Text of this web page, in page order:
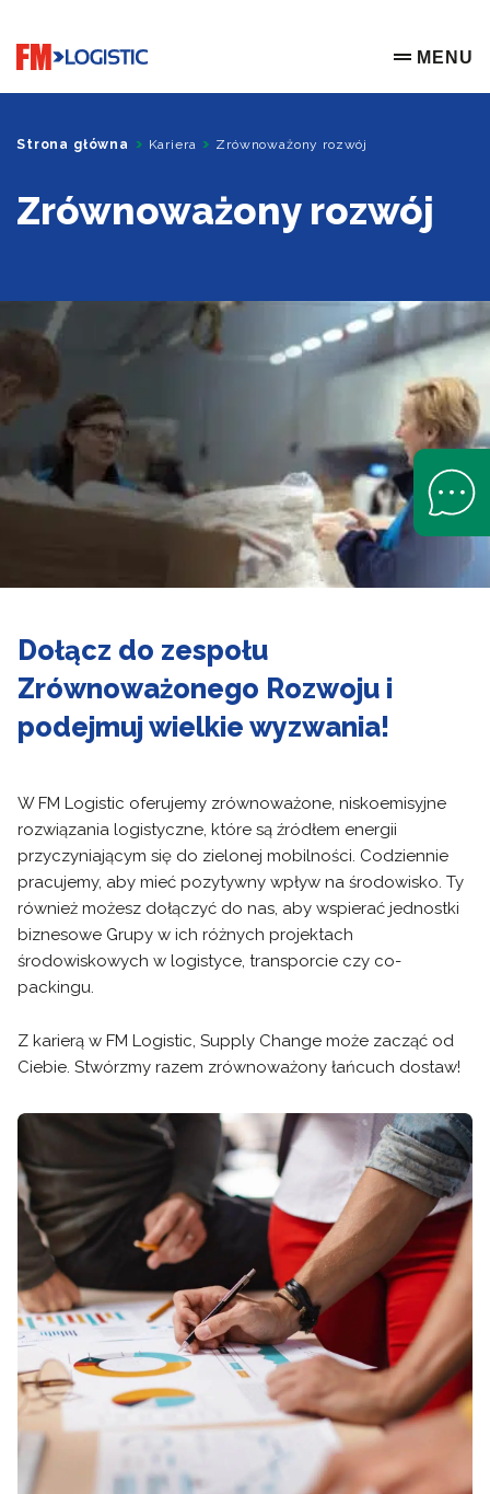
Go to home page
OPEN
MENU
Strona główna Kariera Zrównoważony rozwój
Zrównoważony rozwój
Dołącz do zespołu
Zrównoważonego Rozwoju i
podejmuj wielkie wyzwania!
W FM Logistic oferujemy zrównoważone, niskoemisyjne
rozwiązania logistyczne, które są źródłem energii
przyczyniającym się do zielonej mobilności. Codziennie
pracujemy, aby mieć pozytywny wpływ na środowisko. Ty
również możesz dołączyć do nas, aby wspierać jednostki
biznesowe Grupy w ich różnych projektach
środowiskowych w logistyce, transporcie czy co-
packingu.
Z karierą w FM Logistic, Supply Change może zacząć od
Ciebie. Stwórzmy razem zrównoważony łańcuch dostaw!
Open